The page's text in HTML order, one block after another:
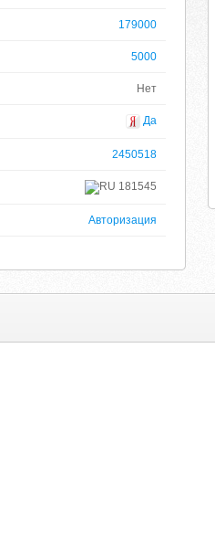
179000
5000
Нет
Да
2450518
181545
Авторизация